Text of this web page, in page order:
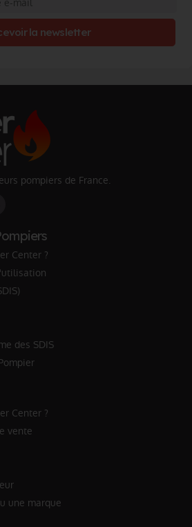
la newsletter
pompiers de France.
Center ?
des SDIS
Center ?
vente
une marque